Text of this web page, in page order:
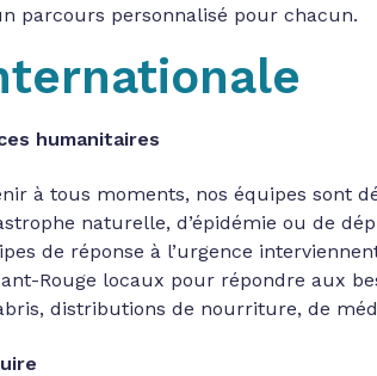
parcours personnalisé pour chacun.
humanitaires
à tous moments, nos équipes sont
naturelle, d’épidémie ou de
de réponse à l’urgence
Rouge locaux pour répondre aux
distributions de nourriture, de